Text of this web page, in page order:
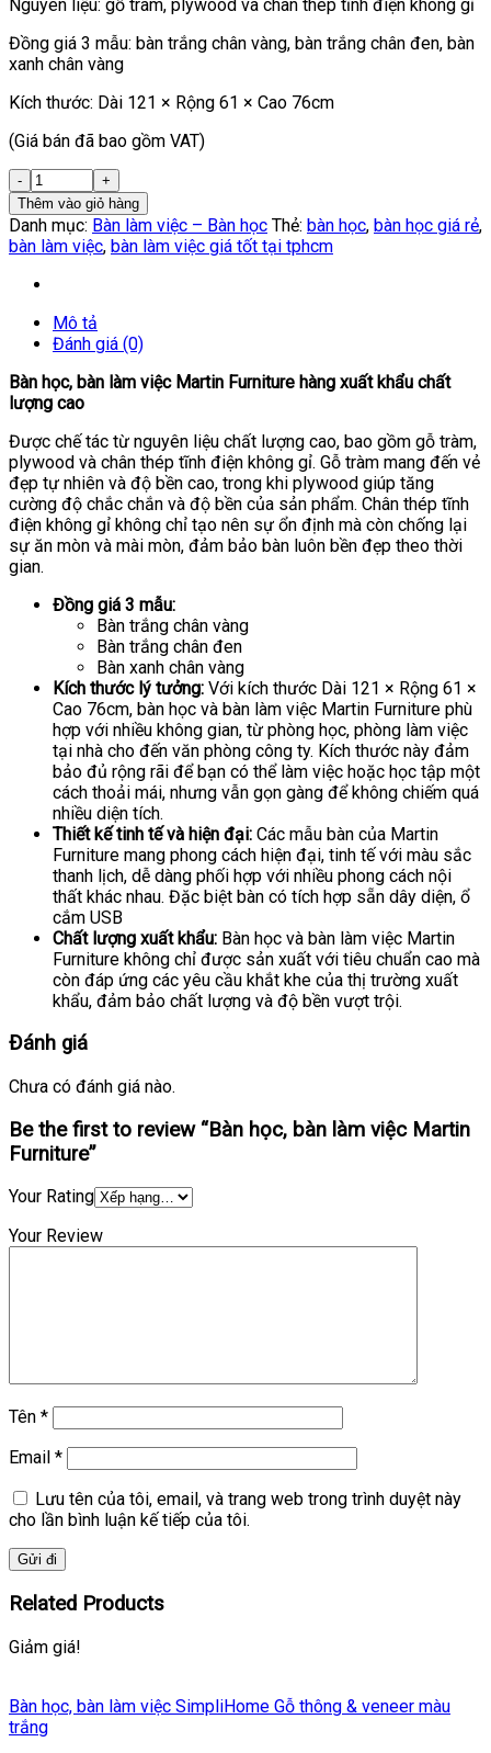
Nguyên liệu: gỗ tràm, plywood và chân thép tĩnh điện không gỉ
Đồng giá 3 mẫu: bàn trắng chân vàng, bàn trắng chân đen, bàn
xanh chân vàng
Kích thước: Dài 121 × Rộng 61 × Cao 76cm
(Giá bán đã bao gồm VAT)
Thêm vào giỏ hàng
Danh mục: Bàn làm việc – Bàn học Thẻ: bàn học, bàn học giá rẻ,
bàn làm việc, bàn làm việc giá tốt tại tphcm
Mô tả
Đánh giá (0)
Bàn học, bàn làm việc Martin Furniture hàng xuất khẩu chất
lượng cao
Được chế tác từ nguyên liệu chất lượng cao, bao gồm gỗ tràm,
plywood và chân thép tĩnh điện không gỉ. Gỗ tràm mang đến vẻ
đẹp tự nhiên và độ bền cao, trong khi plywood giúp tăng
cường độ chắc chắn và độ bền của sản phẩm. Chân thép tĩnh
điện không gỉ không chỉ tạo nên sự ổn định mà còn chống lại
sự ăn mòn và mài mòn, đảm bảo bàn luôn bền đẹp theo thời
gian.
Đồng giá 3 mẫu:
Bàn trắng chân vàng
Bàn trắng chân đen
Bàn xanh chân vàng
Kích thước lý tưởng: Với kích thước Dài 121 × Rộng 61 ×
Cao 76cm, bàn học và bàn làm việc Martin Furniture phù
hợp với nhiều không gian, từ phòng học, phòng làm việc
tại nhà cho đến văn phòng công ty. Kích thước này đảm
bảo đủ rộng rãi để bạn có thể làm việc hoặc học tập một
cách thoải mái, nhưng vẫn gọn gàng để không chiếm quá
nhiều diện tích.
Thiết kế tinh tế và hiện đại: Các mẫu bàn của Martin
Furniture mang phong cách hiện đại, tinh tế với màu sắc
thanh lịch, dễ dàng phối hợp với nhiều phong cách nội
thất khác nhau. Đặc biệt bàn có tích hợp sẵn dây diện, ổ
cắm USB
Chất lượng xuất khẩu: Bàn học và bàn làm việc Martin
Furniture không chỉ được sản xuất với tiêu chuẩn cao mà
còn đáp ứng các yêu cầu khắt khe của thị trường xuất
khẩu, đảm bảo chất lượng và độ bền vượt trội.
Đánh giá
Chưa có đánh giá nào.
Be the first to review “Bàn học, bàn làm việc Martin
Furniture”
Your Rating
Your Review
Tên *
Email *
Lưu tên của tôi, email, và trang web trong trình duyệt này
cho lần bình luận kế tiếp của tôi.
Related Products
Giảm giá!
Bàn học, bàn làm việc SimpliHome Gỗ thông & veneer màu
trắng